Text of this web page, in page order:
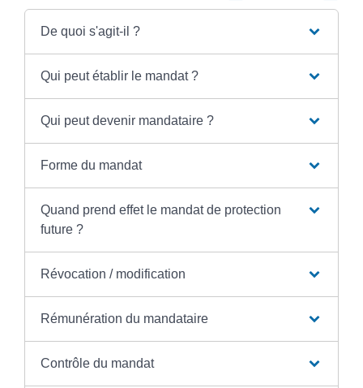
De quoi s'agit-il ?
Qui peut établir le mandat ?
Qui peut devenir mandataire ?
Forme du mandat
Quand prend effet le mandat de protection
future ?
Révocation / modification
Rémunération du mandataire
Contrôle du mandat